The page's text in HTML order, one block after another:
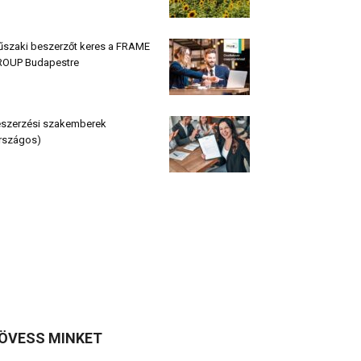
beszerzőt keres a FRAME
Budapestre
szakemberek
MINKET